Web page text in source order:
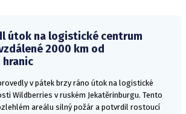
útok na logistické centrum
2000 km od
hranic
v pátek brzy ráno útok na logistické
Wildberries v ruském Jekatěrinburgu. Tento
areálu silný požár a potvrdil rostoucí